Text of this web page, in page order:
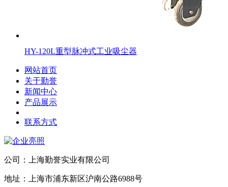
HY-120L重型脉冲式工业吸尘器
网站首页
关于勤誉
新闻中心
产品展示
联系方式
公司：上海勤誉实业有限公司
地址：上海市浦东新区沪南公路6988号